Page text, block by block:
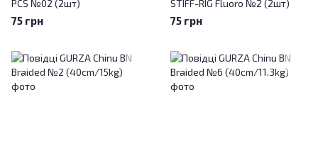
PCS №02 (2шт)
75 грн
STIFF-RIG Fluoro №2 (2шт)
75 грн